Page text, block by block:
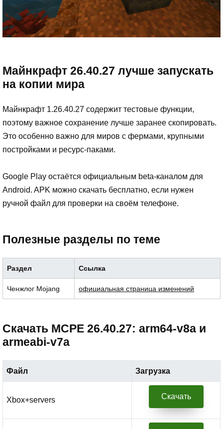
Майнкрафт 26.40.27 лучше запускать
на копии мира
Майнкрафт 1.26.40.27 содержит тестовые функции,
поэтому важное сохранение лучше заранее скопировать.
Это особенно важно для миров с фермами, крупными
постройками и ресурс-паками.
Google Play остаётся официальным beta-каналом для
Android. APK можно скачать бесплатно, если нужен
ручной файл для проверки на своём телефоне.
Полезные разделы по теме
Раздел Ссылка
Ченжлог Mojang официальная страница изменений
Скачать MCPE 26.40.27: arm64-v8a и
armeabi-v7a
Файл Загрузка
Xbox+servers Скачать